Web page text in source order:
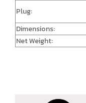
Plug:
Dimensions:
Net Weight: